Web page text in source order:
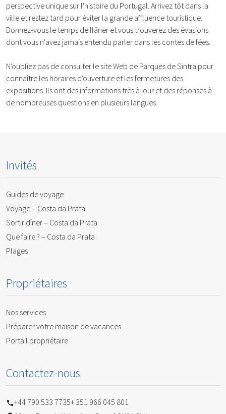
perspective unique sur l'histoire du Portugal. Arrivez tôt dans la
ville et restez tard pour éviter la grande affluence touristique.
Donnez-vous le temps de flâner et vous trouverez des évasions
dont vous n'avez jamais entendu parler dans les contes de fées.
N'oubliez pas de consulter le site Web de Parques de Sintra pour
connaître les horaires d'ouverture et les fermetures des
expositions. Ils ont des informations très à jour et des réponses à
de nombreuses questions en plusieurs langues.
Invités
Guides de voyage
Voyage – Costa da Prata
Sortir dîner – Costa da Prata
Que faire ? – Costa da Prata
Plages
Propriétaires
Nos services
Préparer votre maison de vacances
Portail propriétaire
Contactez-nous
+44 790 533 7735+ 351 966 045 801